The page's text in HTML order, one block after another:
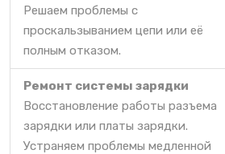
Решаем проблемы с
проскальзыванием цепи или её
полным отказом.
Ремонт системы зарядки
Восстановление работы разъема
зарядки или платы зарядки.
Устраняем проблемы медленной